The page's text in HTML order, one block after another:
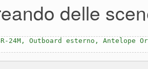
una combi ad
delle
24M, Outboard esterno, Antelope